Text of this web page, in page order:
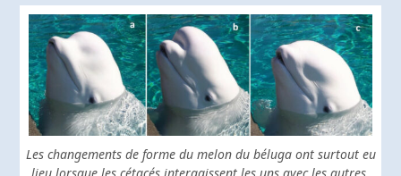
Les changements de forme du melon du béluga ont surtout eu
lieu lorsque les cétacés interagissent les uns avec les autres,